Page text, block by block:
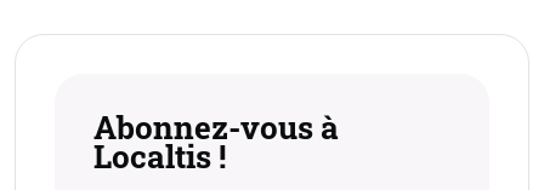
Abonnez-vous à
Localtis !